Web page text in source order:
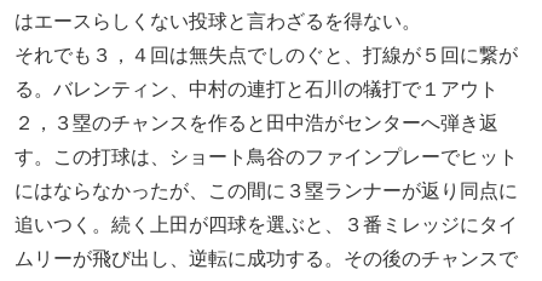
はエースらしくない投球と言わざるを得ない。
それでも３，４回は無失点でしのぐと、打線が５回に繋が
る。バレンティン、中村の連打と石川の犠打で１アウト
２，３塁のチャンスを作ると田中浩がセンターへ弾き返
す。この打球は、ショート鳥谷のファインプレーでヒット
にはならなかったが、この間に３塁ランナーが返り同点に
追いつく。続く上田が四球を選ぶと、３番ミレッジにタイ
ムリーが飛び出し、逆転に成功する。その後のチャンスで